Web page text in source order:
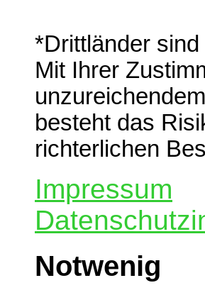
*Drittländer
Mit Ihrer
besteht das
richterlichen
Impressum
Notwenig